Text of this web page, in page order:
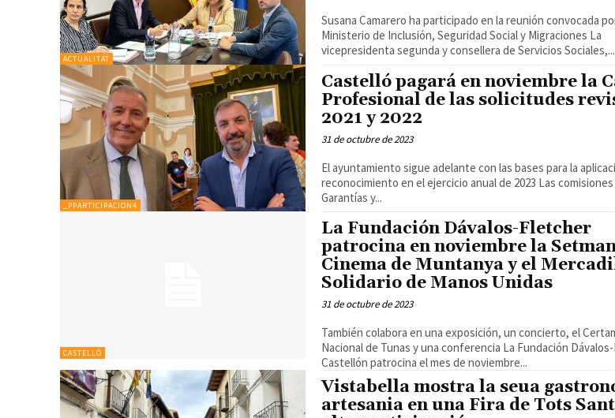
ACTUALITAT
Susana Camarero ha participado en la reunión convocada
Ministerio de Inclusión, Seguridad Social y Migraciones La
vicepresidenta segunda y consellera de Servicios Sociales,...
_PPARTICIPACION4
Castelló pagará en noviembre la
Profesional de las solicitudes
2021 y 2022
31 de octubre de 2023
El ayuntamiento sigue adelante con las bases para la
reconocimiento en el ejercicio anual de 2023 Las comisiones técnicas de
Garantías y...
CASTELLÓ
La Fundación Dávalos-Fletcher
patrocina en noviembre la
Cinema de Muntanya y el
Solidario de Manos Unidas
31 de octubre de 2023
También colabora en una exposición, un concierto, el
Nacional de Tunas y una conferencia La Fundación Dávalos-Fletcher de
Castellón patrocina el mes de noviembre...
Vistabella mostra la seua
artesania en una Fira de Tots